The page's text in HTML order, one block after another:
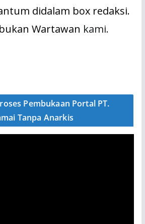
didalam box redaksi.
Wartawan kami.
Pembukaan Portal PT.
Tanpa Anarkis